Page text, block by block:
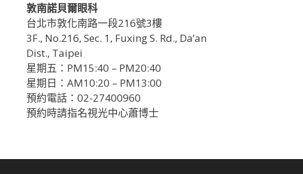
敦南諾貝爾眼科
台北市敦化南路一段216號3樓
3F., No.216, Sec. 1, Fuxing S. Rd., Da’an
Dist., Taipei
星期五：PM15:40 – PM20:40
星期日：AM10:20 – PM13:00
預約電話：02-27400960
預約時請指名視光中心蕭博士